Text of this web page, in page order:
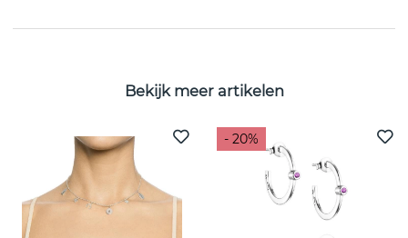
Bekijk meer artikelen
- 20%